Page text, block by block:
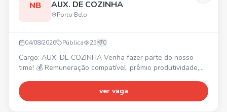
NB AUX. DE COZINHA
Porto Belo
04/08/2026 Pública 25 0
Cargo: AUX. DE COZINHA Venha fazer parte do nosso
time! 💰 Remuneração compatível, prêmio produtividade,
local, convênio farmácia, seguro de vida, vale transporte.
✅ PRÉ-REQUISITOS: Ensino Fundamental, experiência na
ver vaga